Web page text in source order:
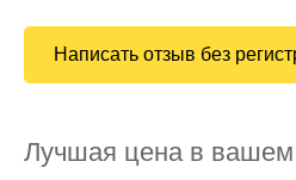
Написать отзыв без
Лучшая цена в вашем